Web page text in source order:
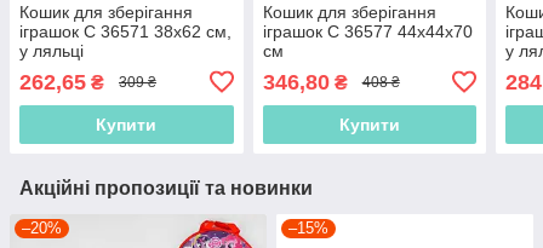
Кошик для зберігання
іграшок C 36571 38х62 см,
у ляльці
262,65 ₴ 309 ₴
Купити
Кошик для зберігання
іграшок C 36577 44х44х70
см
346,80₴ 408 ₴
Купити
у
Акційні пропозиції та новинки
–20% –15%